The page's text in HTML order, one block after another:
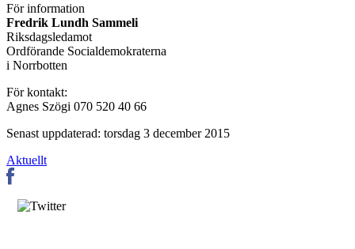
För information
Fredrik Lundh Sammeli
Riksdagsledamot
Ordförande Socialdemokraterna
i Norrbotten
För kontakt:
Agnes Szögi 070 520 40 66
Senast uppdaterad: torsdag 3 december 2015
Aktuellt